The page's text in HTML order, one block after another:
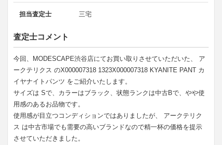
担当査定士 三宅
査定士コメント
今回、MODESCAPE渋谷店にてお買い取りさせていただいた、 ア
ークテリクス のX000007318 1323X000007318 KYANITE PANT カ
イヤナイトパンツ をご紹介いたします。
サイズは Sで、カラーはブラック、状態ランクは中古Bで、やや使
用感のあるお品物です。
使用感が目立つコンディションではありましたが、 アークテリク
ス は中古市場でも需要の高いブランドなので精一杯の価格を提示
させていただきました。